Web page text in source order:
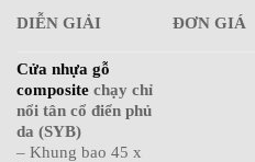
DIỄN GIẢI ĐƠN GIÁ
Cửa nhựa gỗ
composite chạy chỉ
nổi tân cổ điển phủ
da (SYB)
– Khung bao 45 x